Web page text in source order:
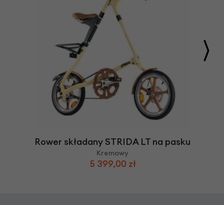
Rower składany STRIDA LT na pasku
Kremowy
5 399,00 zł